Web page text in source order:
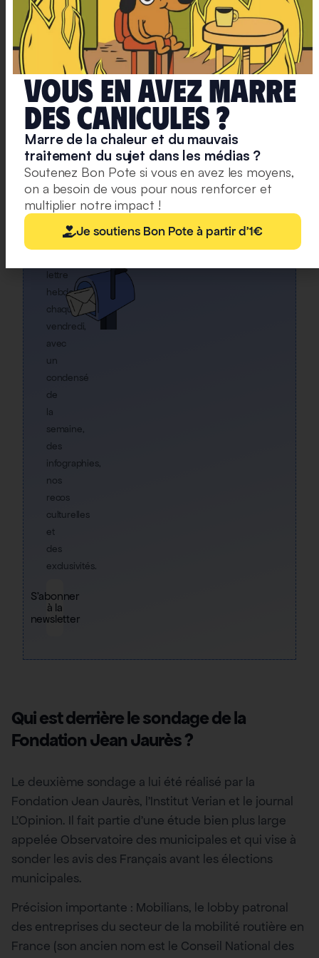
INSCRITS
Rejoignez
notre
newsletter
Une
alerte
pour
chaque
article
mis
en
ligne,
lettre
hebdo
chaque
vendredi,
avec
un
condensé
de
la
semaine,
des
infographies,
nos
recos
culturelles
et
des
exclusivités.
S'abonner
à la
newsletter
Qui est derrière le sondage de la
Fondation Jean Jaurès ?
Le deuxième sondage a lui été réalisé par la
Fondation Jean Jaurès, l’Institut Verian et le journal
L’Opinion. Il fait partie d’une étude bien plus large
appelée Observatoire des municipales et qui vise à
sonder les avis des Français avant les élections
municipales.
Précision importante : Mobilians, le lobby patronal
des entreprises du secteur de la mobilité routière en
France (son ancien nom est le Conseil National des
Vous en avez marre
deS caniculeS ?
Marre de la chaleur et du mauvais
traitement du sujet dans les médias ?
Soutenez Bon Pote si vous en avez les moyens,
on a besoin de vous pour nous renforcer et
multiplier notre impact !
Je soutiens Bon Pote à partir d'1€